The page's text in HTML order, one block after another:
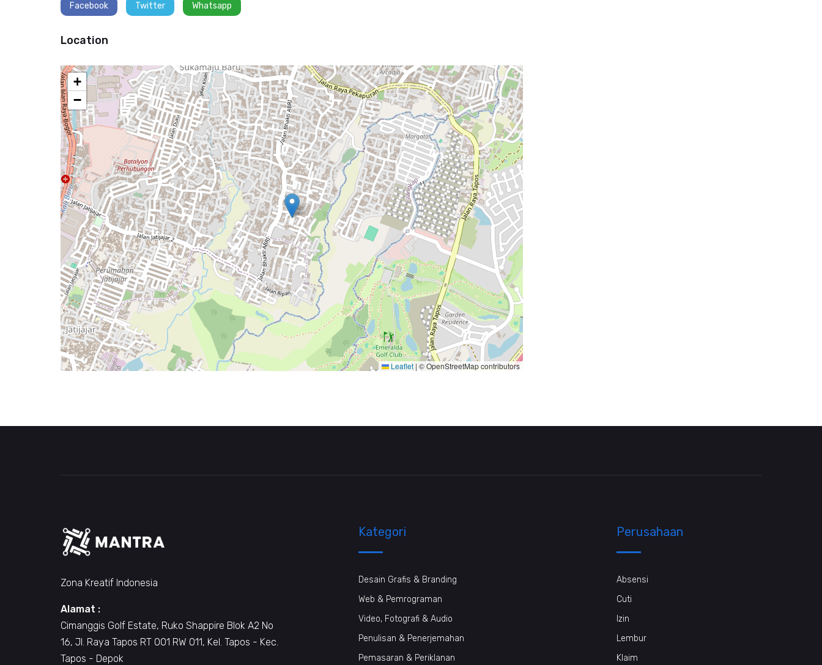
Facebook Twitter Whatsapp
Location
+
−
Leaflet | © OpenStreetMap contributors
Zona Kreatif Indonesia
Alamat :
Cimanggis Golf Estate, Ruko Shappire Blok A2 No
16, Jl. Raya Tapos RT 001 RW 011, Kel. Tapos - Kec.
Tapos - Depok
Kategori
Desain Grafis & Branding
Web & Pemrograman
Video, Fotografi & Audio
Penulisan & Penerjemahan
Pemasaran & Periklanan
Perusahaan
Absensi
Cuti
Izin
Lembur
Klaim